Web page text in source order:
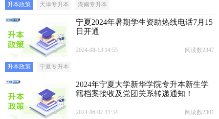
升本政策 天津专升本 湖南专升本
宁夏2024年暑期学生资助热线电话7月15
日开通
2024-08-13 14:55 阅读数2347
升本政策 宁夏专升本
2024年宁夏大学新华学院专升本新生学
籍档案接收及党团关系转递通知！
2024-06-07 11:34 阅读数2301